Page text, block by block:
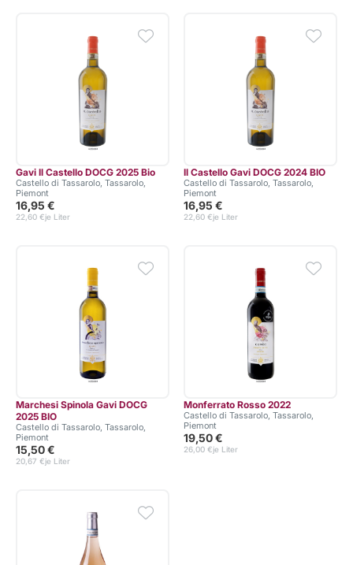
Gavi Il Castello DOCG 2025 Bio
Castello di Tassarolo, Tassarolo,
Piemont
16,95 €
je Liter
22,60 €
Il Castello Gavi DOCG 2024 BIO
Castello di Tassarolo, Tassarolo,
Piemont
16,95 €
je Liter
22,60 €
Marchesi Spinola Gavi DOCG
2025 BIO
Castello di Tassarolo, Tassarolo,
Piemont
15,50 €
je Liter
20,67 €
Monferrato Rosso 2022
Castello di Tassarolo, Tassarolo,
Piemont
19,50 €
je Liter
26,00 €